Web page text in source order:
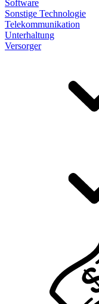
Software
Sonstige Technologie
Telekommunikation
Unterhaltung
Versorger